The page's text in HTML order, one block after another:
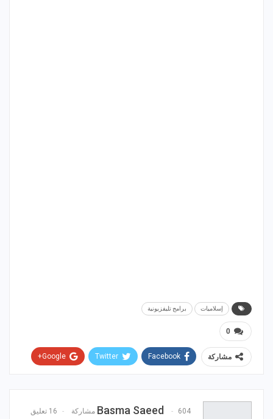
إسلاميات برامج تليفزيونية
0
مشاركة Facebook
Twitter
Google+
Basma Saeed 604 مشاركة 16 تعليق